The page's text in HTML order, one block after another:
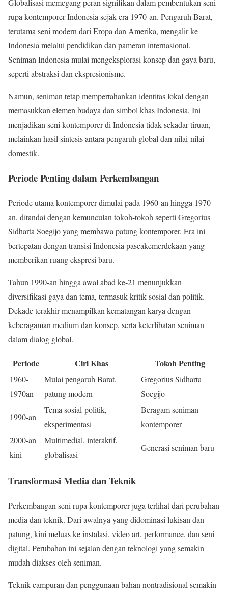
Globalisasi memegang peran signifikan dalam pembentukan seni
rupa kontemporer Indonesia sejak era 1970-an. Pengaruh Barat,
terutama seni modern dari Eropa dan Amerika, mengalir ke
Indonesia melalui pendidikan dan pameran internasional.
Seniman Indonesia mulai mengeksplorasi konsep dan gaya baru,
seperti abstraksi dan ekspresionisme.
Namun, seniman tetap mempertahankan identitas lokal dengan
memasukkan elemen budaya dan simbol khas Indonesia. Ini
menjadikan seni kontemporer di Indonesia tidak sekadar tiruan,
melainkan hasil sintesis antara pengaruh global dan nilai-nilai
domestik.
Periode Penting dalam Perkembangan
Periode utama kontemporer dimulai pada 1960-an hingga 1970-
an, ditandai dengan kemunculan tokoh-tokoh seperti Gregorius
Sidharta Soegijo yang membawa patung kontemporer. Era ini
bertepatan dengan transisi Indonesia pascakemerdekaan yang
memberikan ruang ekspresi baru.
Tahun 1990-an hingga awal abad ke-21 menunjukkan
diversifikasi gaya dan tema, termasuk kritik sosial dan politik.
Dekade terakhir menampilkan kematangan karya dengan
keberagaman medium dan konsep, serta keterlibatan seniman
dalam dialog global.
Periode Ciri Khas Tokoh Penting
1960-
1970an
Mulai pengaruh Barat,
patung modern
Gregorius Sidharta
Soegijo
1990-an
Tema sosial-politik,
eksperimentasi
Beragam seniman
kontemporer
2000-an
kini
Multimedial, interaktif,
globalisasi
Generasi seniman baru
Transformasi Media dan Teknik
Perkembangan seni rupa kontemporer juga terlihat dari perubahan
media dan teknik. Dari awalnya yang didominasi lukisan dan
patung, kini meluas ke instalasi, video art, performance, dan seni
digital. Perubahan ini sejalan dengan teknologi yang semakin
mudah diakses oleh seniman.
Teknik campuran dan penggunaan bahan nontradisional semakin